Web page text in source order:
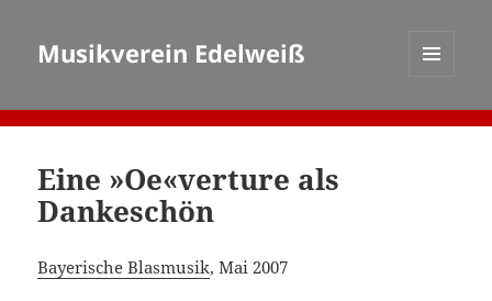
Musikverein Edelweiß
WIDGETS
Eine »Oe«verture als
Dankeschön
Bayerische Blasmusik, Mai 2007